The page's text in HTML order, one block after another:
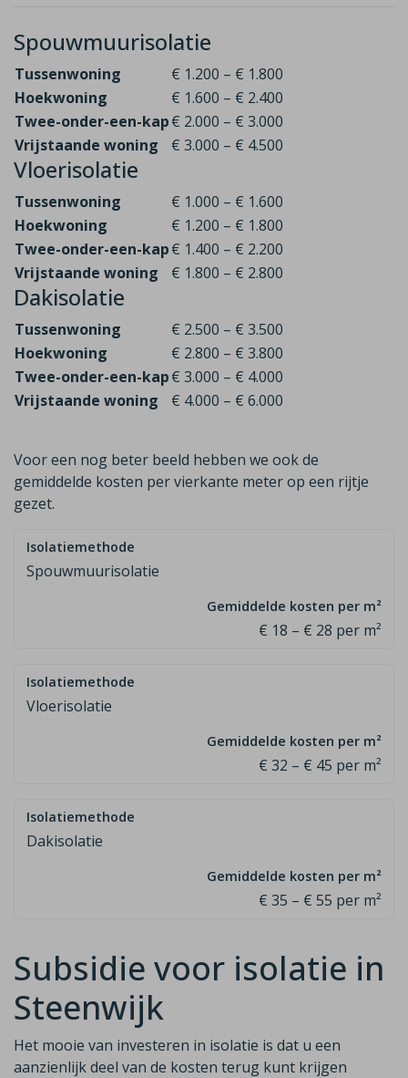
Spouwmuurisolatie
Tussenwoning
€ 1.200 – € 1.800
Hoekwoning
€ 1.600 – € 2.400
Twee-onder-een-kap€ 2.000 – € 3.000
Vrijstaande woning
€ 3.000 – € 4.500
Vloerisolatie
Tussenwoning
€ 1.000 – € 1.600
Hoekwoning
€ 1.200 – € 1.800
Twee-onder-een-kap€ 1.400 – € 2.200
Vrijstaande woning
€ 1.800 – € 2.800
Dakisolatie
Tussenwoning
€ 2.500 – € 3.500
Hoekwoning
€ 2.800 – € 3.800
Twee-onder-een-kap€ 3.000 – € 4.000
Vrijstaande woning
€ 4.000 – € 6.000
Voor een nog beter beeld hebben we ook de
gemiddelde kosten per vierkante meter op een rijtje
gezet.
Spouwmuurisolatie
€ 18 – € 28 per m²
Vloerisolatie
€ 32 – € 45 per m²
Dakisolatie
€ 35 – € 55 per m²
Subsidie voor isolatie in
Steenwijk
Het mooie van investeren in isolatie is dat u een
aanzienlijk deel van de kosten terug kunt krijgen